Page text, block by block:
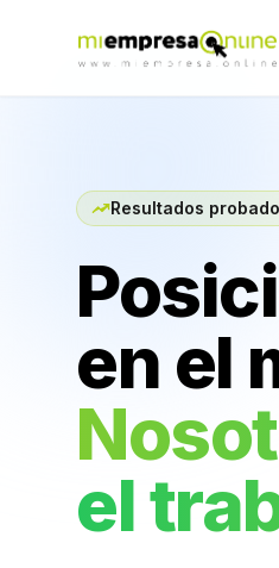
Resultados
en el
el